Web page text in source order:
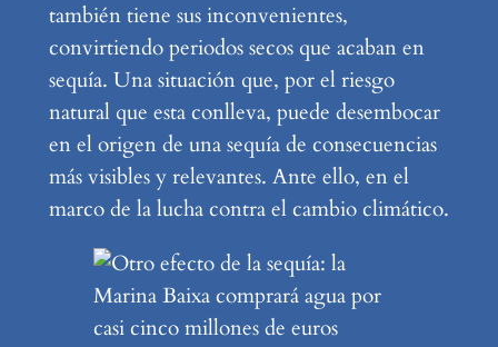
también tiene sus inconvenientes,
convirtiendo periodos secos que acaban en
sequía. Una situación que, por el riesgo
natural que esta conlleva, puede desembocar
en el origen de una sequía de consecuencias
más visibles y relevantes. Ante ello, en el
marco de la lucha contra el cambio climático.